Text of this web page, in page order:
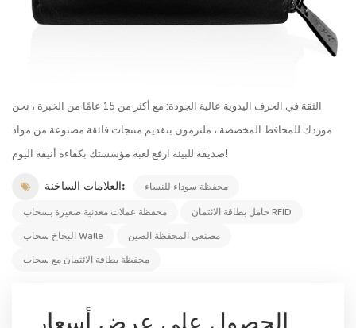
الثقة في الحرف اليدوية عالية الجودة: مع أكثر من 15 عامًا من الخبرة ، نحن
موردك للمحافظ المخصصة ، ملتزمون بتقديم منتجات فائقة مصنوعة من مواد
صديقة للبيئة ارفع لعبة مؤسستك بكفاءة أنيقة اليوم!
العلامات الساخنة: محفظة سوداء للنساء
محفظة عملات معدنية صغيرة بسحاب حامل بطاقة الائتمان RFID
البخاخ سحاب Walle مصنعي المحفظة الصين
محفظة بطاقة الائتمان مع سحاب
الحصول على عرض أسعار